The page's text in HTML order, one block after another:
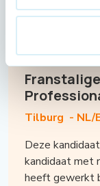
een
Tilburg - NL/
Deze
kandidaat met
heeft gewerkt